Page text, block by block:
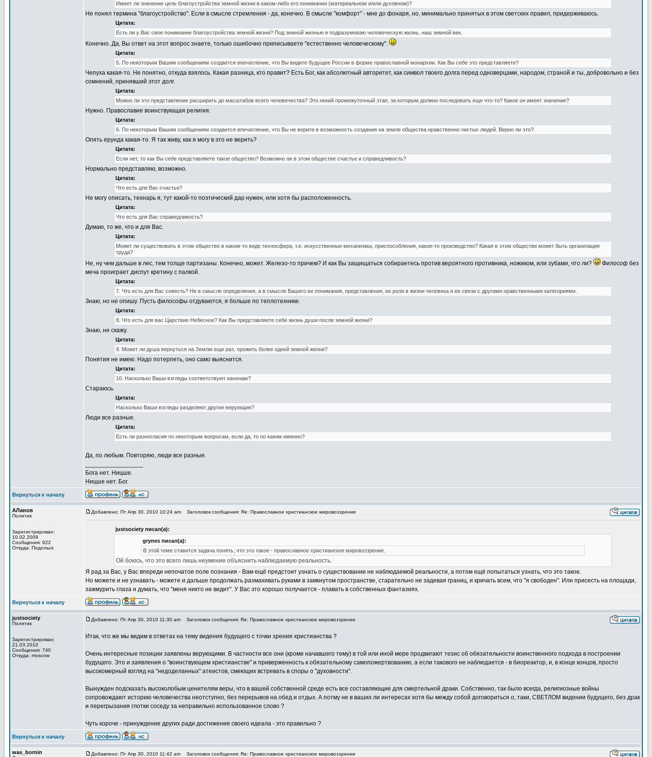
Имеет ли значение цель благоустройства земной жизни в каком-либо его понимании (материальном и/или духовном)?
Не понял термина "благоустройство". Если в смысле стремления - да, конечно. В смысле "комфорт" - мне до фонаря, но, минимально принятых в этом светских правил, придерживаюсь.
Цитата:
Есть ли у Вас свое понимание благоустройства земной жизни? Под земной жизнью я подразумеваю человеческую жизнь, наш земной век.
Конечно. Да, Вы ответ на этот вопрос знаете, только ошибочно приписываете "естественно человеческому".
Цитата:
5. По некоторым Вашим сообщениям создается впечатление, что Вы видите будущее России в форме православной монархии. Как Вы себе это представляете?
Чепуха какая-то. Не понятно, откуда взялось. Какая разница, кто правит? Есть Бог, как абсолютный авторитет, как символ твоего долга перед одноверцами, народом, страной и ты, добровольно и без
сомнений, принявший этот долг.
Цитата:
Можно ли это представление расширить до масштабов всего человечества? Это некий промежуточный этап, за которым должно последовать еще что-то? Какое он имеет значение?
Нужно. Православие воинствующая религия.
Цитата:
6. По некоторым Вашим сообщениям создается впечатление, что Вы не верите в возможность создания на земле общества нравственно чистых людей. Верно ли это?
Опять ерунда какая-то. Я так живу, как я могу в это не верить?
Цитата:
Если нет, то как Вы себе представляете такое общество? Возможно ли в этом обществе счастье и справедливость?
Нормально представляю, возможно.
Цитата:
Что есть для Вас счастье?
Не могу описать, технарь я, тут какой-то поэтический дар нужен, или хотя бы расположенность.
Цитата:
Что есть для Вас справедливость?
Думаю, то же, что и для Вас.
Цитата:
Может ли существовать в этом обществе в каком-то виде техносфера, т.е. искусственные механизмы, приспособления, какое-то производство? Какая в этом обществе может быть организация
труда?
Не, ну чем дальше в лес, тем толще партизаны. Конечно, может. Железо-то причем? И как Вы защищаться собираетесь против вероятного противника, ножиком, или зубами, что ли?
Философ без
меча проиграет диспут кретину с палкой.
Цитата:
7. Что есть для Вас совесть? Не в смысле определения, а в смысле Вашего ее понимания, представления, ее роли в жизни человека и ее связи с другими нравственными категориями.
Знаю, но не опишу. Пусть философы отдуваются, я больше по теплотехнике.
Цитата:
8. Что есть для вас Царствие Небесное? Как Вы представляете себе жизнь души после земной жизни?
Знаю, не скажу.
Цитата:
9. Может ли душа вернуться на Землю еще раз, прожить более одной земной жизни?
Понятия не имею. Надо потерпеть, оно само выяснится.
Цитата:
10. Насколько Ваши взгляды соответствуют канонам?
Стараюсь.
Цитата:
Насколько Ваши взгляды разделяют другие верующие?
Люди все разные.
Цитата:
Есть ли разногласия по некоторым вопросам, если да, то по каким именно?
Да, по любым. Повторяю, люди все разные.
Бога нет. Ницше.
Ницше нет. Бог.
Вернуться к началу
АЛанов
Политик
Зарегистрирован:
10.02.2009
Сообщения: 922
Откуда: Подольск
Добавлено: Пт Апр 30, 2010 10:24 am Заголовок сообщения: Re: Православное христианское мировоззрение
justsociety писал(а):
grynes писал(а):
В этой теме ставится задача понять, что это такое - православное христианское мировоззрение.
Ой боюсь, что это всего лишь неумение объяснить наблюдаемую реальность.
Я рад за Вас, у Вас впереди непочатое поле познания - Вам ещё предстоит узнать о существовании не наблюдаемой реальности, а потом ещё попытаться узнать, что это такое.
Но можете и не узнавать - можете и дальше продолжать размахивать руками в замкнутом пространстве, старательно не задевая границ, и кричать всем, что "я свободен". Или присесть на площади,
зажмурить глаза и думать, что "меня никто не видит". У Вас это хорошо получается - плавать в собственных фантазиях.
Вернуться к началу
justsociety
Политик
Зарегистрирован:
21.03.2010
Сообщения: 740
Откуда: moscow
Добавлено: Пт Апр 30, 2010 11:30 am Заголовок сообщения: Re: Православное христианское мировоззрение
Итак, что же мы видим в ответах на тему видения будущего с точки зрения христианства ?
Очень интересные позиции заявлены верующими. В частности все они (кроме начавшего тему) в той или иной мере продвигают тезис об обязательности воинственного подхода в построении
будущего. Это и заявления о "воинствующем христианстве" и приверженность к обязательному самопожертвованию, а если такового не наблюдается - в биореактор, и, в конце концов, просто
высокомерный взгляд на "недоделанных" атеистов, смеющих встревать в споры о "духовности".
Вынужден подсказать высоколобым ценителям веры, что в вашей собственной среде есть все составляющие для смертельной драки. Собственно, так было всегда, религиозные войны
сопровождают историю человечества неотступно, без перерывов на обед и отдых. А потму не в ваших ли интересах хотя бы между собой договориться о, таки, СВЕТЛОМ видении будущего, без драк
и перегрызания глотки соседу за неправильно использованное слово ?
Чуть короче - принуждение других ради достижения своего идеала - это правильно ?
Вернуться к началу
was_bornin Добавлено: Пт Апр 30, 2010 11:42 am Заголовок сообщения: Re: Православное христианское мировоззрение